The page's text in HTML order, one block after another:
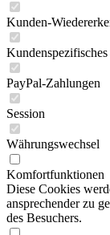
Kunden-
PayPal-Zahlungen
Session
Währungswechsel
Komfortfunktionen
Diese Cookies
ansprechender zu
des Besuchers.